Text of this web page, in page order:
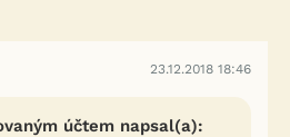
23.12.2018 18:46
účtem napsal(a):